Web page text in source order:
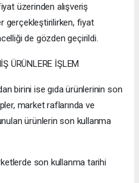
üzerinden alışveriş
gerçekleştirilirken, fiyat
de gözden geçirildi.
ÜRÜNLERE İŞLEM
birini ise gıda ürünlerinin son
market raflarında ve
ürünlerin son kullanma
son kullanma tarihi